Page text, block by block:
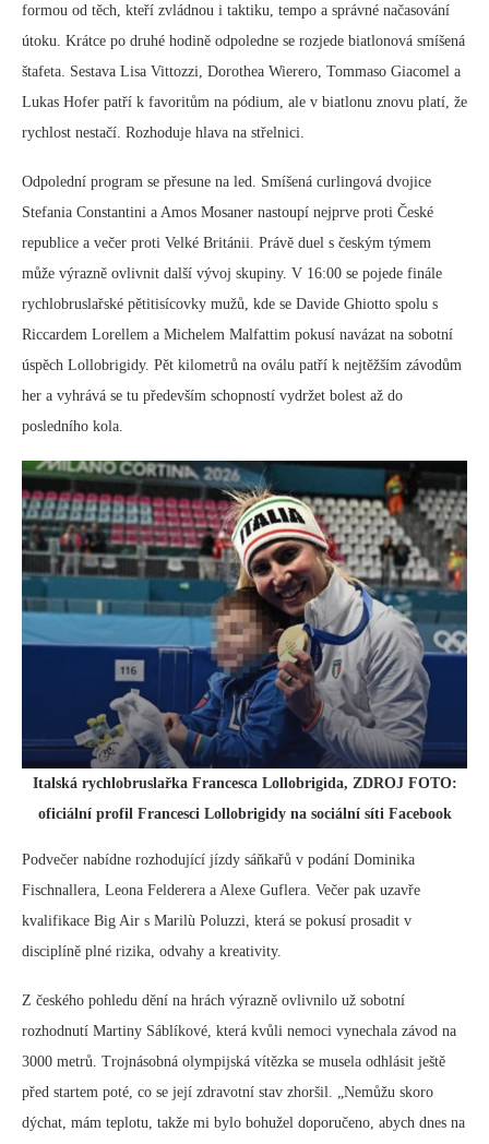
formou od těch, kteří zvládnou i taktiku, tempo a správné načasování
útoku. Krátce po druhé hodině odpoledne se rozjede biatlonová smíšená
štafeta. Sestava Lisa Vittozzi, Dorothea Wierero, Tommaso Giacomel a
Lukas Hofer patří k favoritům na pódium, ale v biatlonu znovu platí, že
rychlost nestačí. Rozhoduje hlava na střelnici.
Odpolední program se přesune na led. Smíšená curlingová dvojice
Stefania Constantini a Amos Mosaner nastoupí nejprve proti České
republice a večer proti Velké Británii. Právě duel s českým týmem
může výrazně ovlivnit další vývoj skupiny. V 16:00 se pojede finále
rychlobruslařské pětitisícovky mužů, kde se Davide Ghiotto spolu s
Riccardem Lorellem a Michelem Malfattim pokusí navázat na sobotní
úspěch Lollobrigidy. Pět kilometrů na oválu patří k nejtěžším závodům
her a vyhrává se tu především schopností vydržet bolest až do
posledního kola.
Italská rychlobruslařka Francesca Lollobrigida, ZDROJ FOTO:
oficiální profil Francesci Lollobrigidy na sociální síti Facebook
Podvečer nabídne rozhodující jízdy sáňkařů v podání Dominika
Fischnallera, Leona Felderera a Alexe Guflera. Večer pak uzavře
kvalifikace Big Air s Marilù Poluzzi, která se pokusí prosadit v
disciplíně plné rizika, odvahy a kreativity.
Z českého pohledu dění na hrách výrazně ovlivnilo už sobotní
rozhodnutí Martiny Sáblíkové, která kvůli nemoci vynechala závod na
3000 metrů. Trojnásobná olympijská vítězka se musela odhlásit ještě
před startem poté, co se její zdravotní stav zhoršil. „Nemůžu skoro
dýchat, mám teplotu, takže mi bylo bohužel doporučeno, abych dnes na